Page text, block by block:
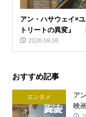
アン・ハサウェイ×
トリートの異変』
2026.08.06
おすすめ記事
エンタメ
ア
映